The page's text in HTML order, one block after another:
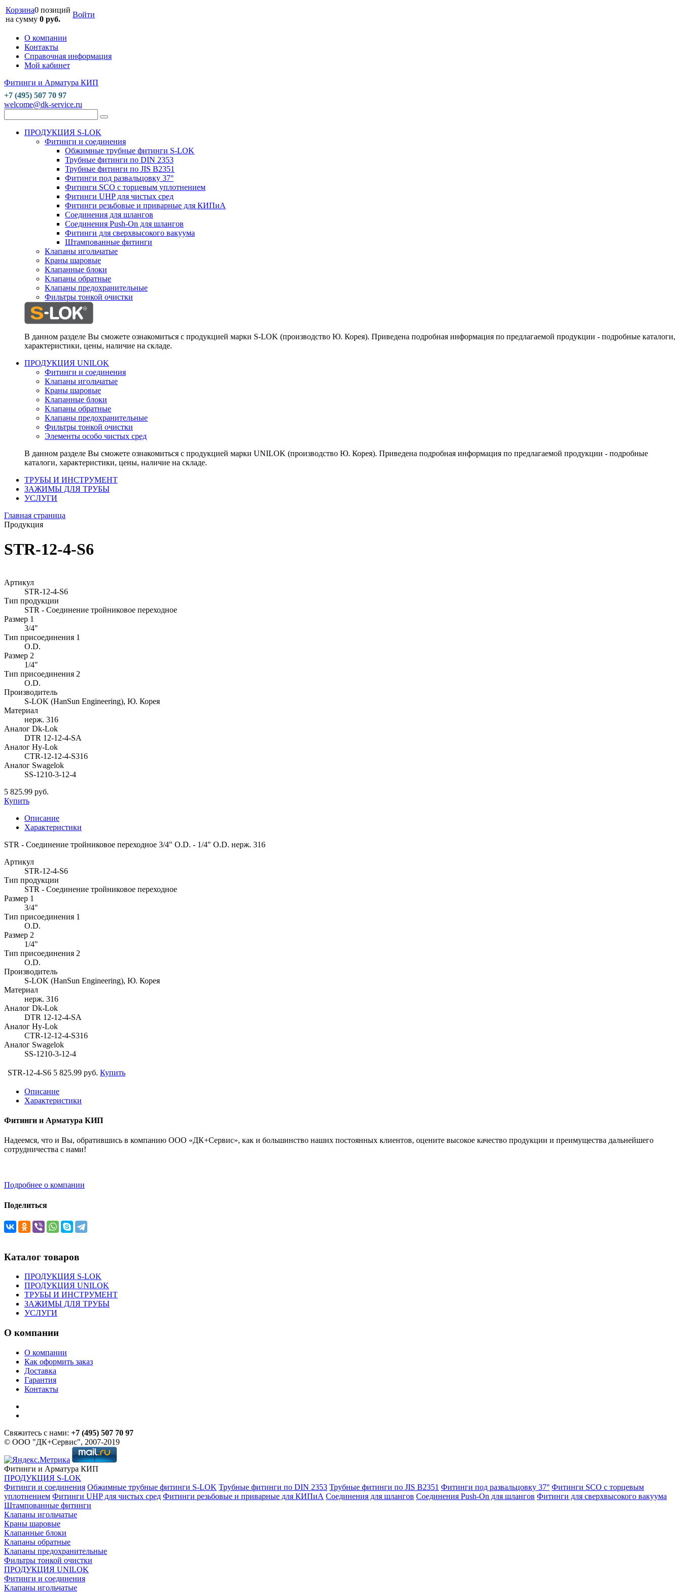
Корзина0 позиций
на сумму 0 руб.
Войти
О компании
Контакты
Справочная информация
Мой кабинет
Фитинги и Арматура КИП
+7 (495) 507 70 97
welcome@dk-service.ru
ПРОДУКЦИЯ S-LOK
Фитинги и соединения
Обжимные трубные фитинги S-LOK
Трубные фитинги по DIN 2353
Трубные фитинги по JIS B2351
Фитинги под развальцовку 37°
Фитинги SCO с торцевым уплотнением
Фитинги UHP для чистых сред
Фитинги резьбовые и приварные для КИПиА
Соединения для шлангов
Соединения Push-On для шлангов
Фитинги для сверхвысокого вакуума
Штампованные фитинги
Клапаны игольчатые
Краны шаровые
Клапанные блоки
Клапаны обратные
Клапаны предохранительные
Фильтры тонкой очистки
В данном разделе Вы сможете ознакомиться с продукцией марки S-LOK (производство Ю. Корея). Приведена подробная информация по предлагаемой продукции - подробные каталоги,
характеристики, цены, наличие на складе.
ПРОДУКЦИЯ UNILOK
Фитинги и соединения
Клапаны игольчатые
Краны шаровые
Клапанные блоки
Клапаны обратные
Клапаны предохранительные
Фильтры тонкой очистки
Элементы особо чистых сред
В данном разделе Вы сможете ознакомиться с продукцией марки UNILOK (производство Ю. Корея). Приведена подробная информация по предлагаемой продукции - подробные
каталоги, характеристики, цены, наличие на складе.
ТРУБЫ И ИНСТРУМЕНТ
ЗАЖИМЫ ДЛЯ ТРУБЫ
УСЛУГИ
Главная страница
Продукция
STR-12-4-S6
Артикул
STR-12-4-S6
Тип продукции
STR - Соединение тройниковое переходное
Размер 1
3/4"
Тип присоединения 1
O.D.
Размер 2
1/4"
Тип присоединения 2
O.D.
Производитель
S-LOK (HanSun Engineering), Ю. Корея
Материал
нерж. 316
Аналог Dk-Lok
DTR 12-12-4-SA
Аналог Hy-Lok
CTR-12-12-4-S316
Аналог Swagelok
SS-1210-3-12-4
5 825.99 руб.
Купить
Описание
Характеристики
STR - Соединение тройниковое переходное 3/4" O.D. - 1/4" O.D. нерж. 316
Артикул
STR-12-4-S6
Тип продукции
STR - Соединение тройниковое переходное
Размер 1
3/4"
Тип присоединения 1
O.D.
Размер 2
1/4"
Тип присоединения 2
O.D.
Производитель
S-LOK (HanSun Engineering), Ю. Корея
Материал
нерж. 316
Аналог Dk-Lok
DTR 12-12-4-SA
Аналог Hy-Lok
CTR-12-12-4-S316
Аналог Swagelok
SS-1210-3-12-4
STR-12-4-S6 5 825.99 руб. Купить
Описание
Характеристики
Фитинги и Арматура КИП
Надеемся, что и Вы, обратившись в компанию ООО «ДК+Сервис», как и большинство наших постоянных клиентов, оцените высокое качество продукции и преимущества дальнейшего
сотрудничества с нами!
Подробнее о компании
Поделиться
Каталог товаров
ПРОДУКЦИЯ S-LOK
ПРОДУКЦИЯ UNILOK
ТРУБЫ И ИНСТРУМЕНТ
ЗАЖИМЫ ДЛЯ ТРУБЫ
УСЛУГИ
О компании
О компании
Как оформить заказ
Доставка
Гарантия
Контакты
Свяжитесь с нами: +7 (495) 507 70 97
© ООО "ДК+Сервис", 2007-2019
Фитинги и Арматура КИП
ПРОДУКЦИЯ S-LOK
Фитинги и соединения Обжимные трубные фитинги S-LOK Трубные фитинги по DIN 2353 Трубные фитинги по JIS B2351 Фитинги под развальцовку 37° Фитинги SCO с торцевым
уплотнением Фитинги UHP для чистых сред Фитинги резьбовые и приварные для КИПиА Соединения для шлангов Соединения Push-On для шлангов Фитинги для сверхвысокого вакуума
Штампованные фитинги
Клапаны игольчатые
Краны шаровые
Клапанные блоки
Клапаны обратные
Клапаны предохранительные
Фильтры тонкой очистки
ПРОДУКЦИЯ UNILOK
Фитинги и соединения
Клапаны игольчатые